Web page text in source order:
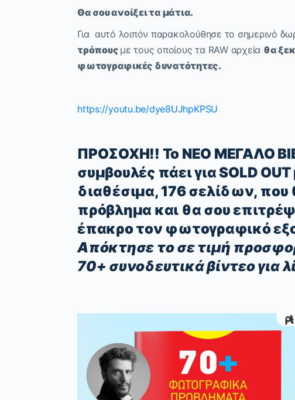
Θα σου ανοίξει τα μάτια.
Για αυτό λοιπόν παρακολούθησε το σημερινό
τρόπους με τους οποίους τα RAW αρχεία θα
φωτογραφικές δυνατότητες.
https://youtu.be/dye8UJhpKPSU
ΠΡΟΣΟΧΗ!! Το ΝΕΟ ΜΕΓΑΛΟ
συμβουλές πάει για SOLD
διαθέσιμα, 176 σελίδων,
πρόβλημα και θα σου
έπακρο τον φωτογραφικό
Απόκτησε το σε τιμή
70+ συνοδευτικά βίντεο για